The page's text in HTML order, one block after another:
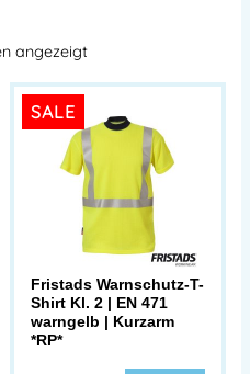
angezeigt
SALE
Fristads Warnschutz-T-
Shirt Kl. 2 | EN 471
warngelb | Kurzarm
*RP*